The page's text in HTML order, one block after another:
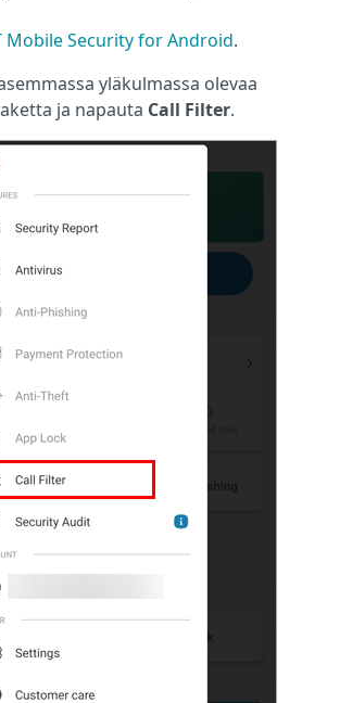
Mobile Security for Android.
yläkulmassa olevaa
ja napauta Call Filter.